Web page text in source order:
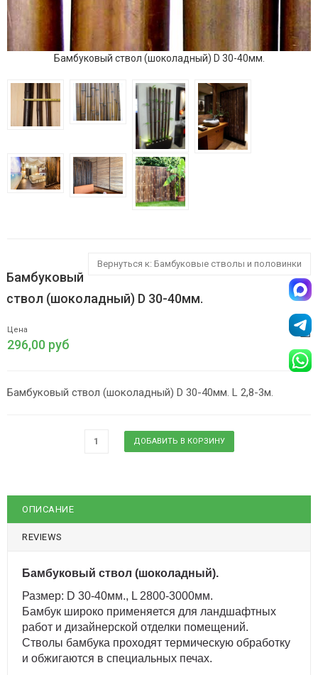
Бамбуковый ствол (шоколадный) D 30-40мм.
Вернуться к: Бамбуковые стволы и половинки
Бамбуковый
ствол (шоколадный) D 30-40мм.
Цена
296,00 руб
Бамбуковый ствол (шоколадный) D 30-40мм. L 2,8-3м.
ОПИСАНИЕ
REVIEWS
Бамбуковый ствол (шоколадный).
Размер: D 30-40мм., L 2800-3000мм.
Бамбук широко применяется для ландшафтных
работ и дизайнерской отделки помещений.
Стволы бамбука проходят термическую обработку
и обжигаются в специальных печах.